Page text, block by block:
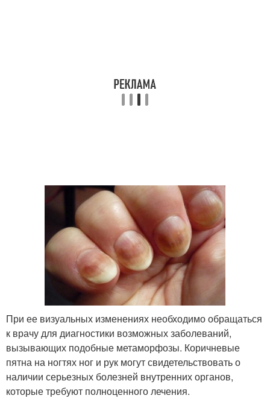
Черные точки Пятна на руках
Черная полоса
При ее визуальных изменениях необходимо обращаться
к врачу для диагностики возможных заболеваний,
вызывающих подобные метаморфозы. Коричневые
пятна на ногтях ног и рук могут свидетельствовать о
наличии серьезных болезней внутренних органов,
которые требуют полноценного лечения.